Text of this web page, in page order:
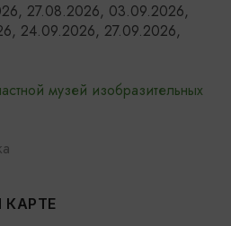
27.08.2026, 03.09.2026,
24.09.2026, 27.09.2026,
музей изобразительных